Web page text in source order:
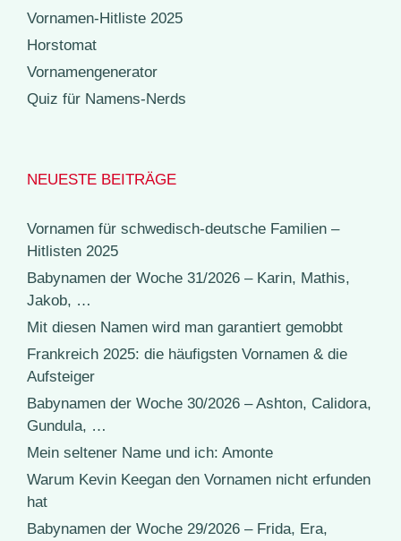
Vornamen-Hitliste 2025
Horstomat
Vornamengenerator
Quiz für Namens-Nerds
NEUESTE BEITRÄGE
Vornamen für schwedisch-deutsche Familien –
Hitlisten 2025
Babynamen der Woche 31/2026 – Karin, Mathis,
Jakob, …
Mit diesen Namen wird man garantiert gemobbt
Frankreich 2025: die häufigsten Vornamen & die
Aufsteiger
Babynamen der Woche 30/2026 – Ashton, Calidora,
Gundula, …
Mein seltener Name und ich: Amonte
Warum Kevin Keegan den Vornamen nicht erfunden
hat
Babynamen der Woche 29/2026 – Frida, Era,